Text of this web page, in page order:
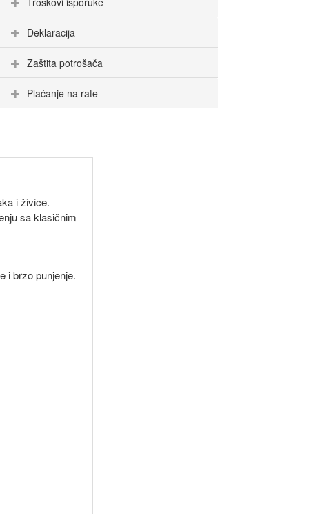
Deklaracija
Zaštita potrošača
Plaćanje na rate
i živice.
sa klasičnim
i brzo punjenje.